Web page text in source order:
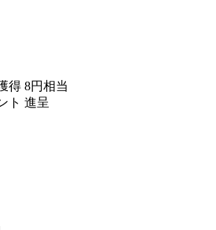
得 8円相当
ト 進呈